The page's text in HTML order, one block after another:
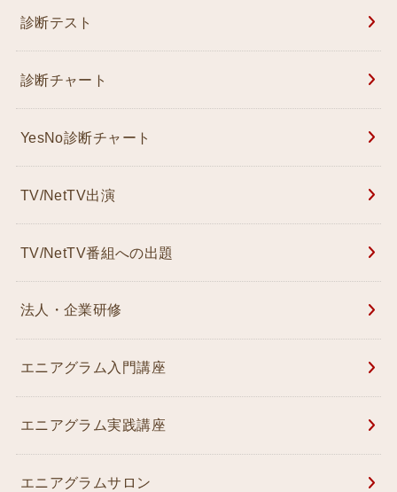
診断テスト
診断チャート
YesNo診断チャート
TV/NetTV出演
TV/NetTV番組への出題
法人・企業研修
エニアグラム入門講座
エニアグラム実践講座
エニアグラムサロン